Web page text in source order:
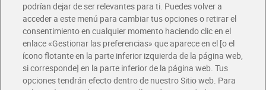
Únete al CLUB Dia
Disfruta las ventajas y ofertas exclusivas.
Descárgate la APP Dia
Folletos y Tiendas
Descubre las mejores ofertas y busca tu tienda más cercana
podrían dejar de ser relevantes para ti. Puedes volver a
acceder a este menú para cambiar tus opciones o retirar el
consentimiento en cualquier momento haciendo clic en el
enlace «Gestionar las preferencias» que aparece en el [o el
ícono flotante en la parte inferior izquierda de la página web,
si corresponde] en la parte inferior de la página web. Tus
opciones tendrán efecto dentro de nuestro Sitio web. Para